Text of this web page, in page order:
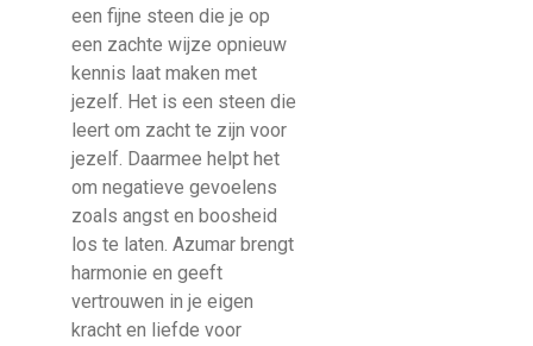
een fijne steen die je op
een zachte wijze opnieuw
kennis laat maken met
jezelf. Het is een steen die
leert om zacht te zijn voor
jezelf. Daarmee helpt het
om negatieve gevoelens
zoals angst en boosheid
los te laten. Azumar brengt
harmonie en geeft
vertrouwen in je eigen
kracht en liefde voor